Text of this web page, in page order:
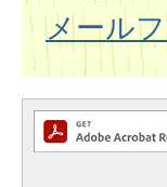
メール